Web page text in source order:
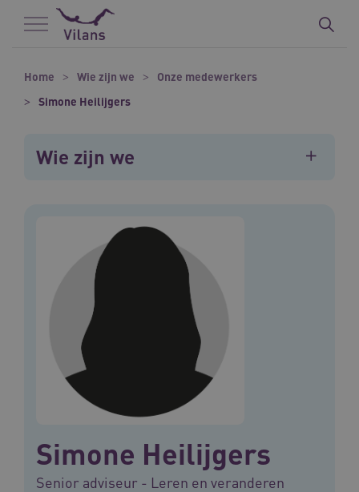
Naar hoofdinhoud
Naar footer
Home Wie zijn we
Onze medewerkers
Simone Heilijgers
Wie zijn we
Simone Heilijgers
Senior adviseur - Leren en veranderen